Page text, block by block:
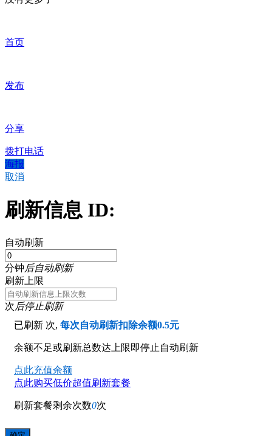
首页
发布
分享
拨打电话
海报
取消
刷新信息 ID:
自动刷新
分钟后自动刷新
刷新上限
次后停止刷新
已刷新 次, 每次自动刷新扣除余额0.5元
余额不足或刷新总数达上限即停止自动刷新
点此充值余额
点此购买低价超值刷新套餐
刷新套餐剩余次数0次